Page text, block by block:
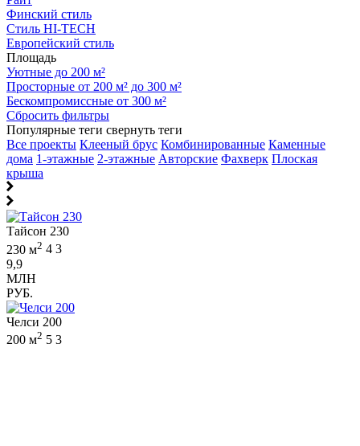
Финский стиль
Стиль HI-TECH
Европейский стиль
Площадь
Уютные до 200 м²
Просторные от 200 м² до 300 м²
Бескомпромиссные от 300 м²
Сбросить фильтры
Популярные теги свернуть теги
Все проекты Клееный брус Комбинированные Каменные
дома 1-этажные 2-этажные Авторские Фахверк Плоская
крыша
Тайсон 230
230 м2 4 3
9,9
МЛН
РУБ.
Челси 200
200 м2 5 3